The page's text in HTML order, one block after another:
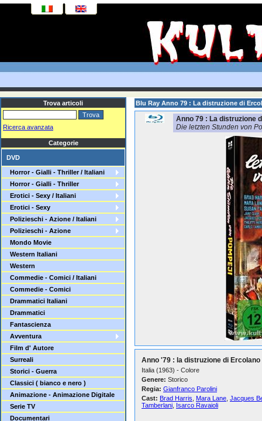
Trova articoli
Ricerca avanzata
Categorie
DVD
Horror - Gialli - Thriller / Italiani
Horror - Gialli - Thriller
Erotici - Sexy / Italiani
Erotici - Sexy
Polizieschi - Azione / Italiani
Polizieschi - Azione
Mondo Movie
Western Italiani
Western
Commedie - Comici / Italiani
Commedie - Comici
Drammatici Italiani
Drammatici
Fantascienza
Avventura
Film d' Autore
Surreali
Storici - Guerra
Classici ( bianco e nero )
Animazione - Animazione Digitale
Serie TV
Documentari
Blu Ray Anno 79 : La distruzione di
Anno 79 : La distruzione
Die letzten Stunden von
Anno '79 : la distruzione di Ercolano
Italia (1963) - Colore
Genere: Storico
Regia: Gianfranco Parolini
Cast: Brad Harris Mara Lane Jacques
Tamberlani Isarco Ravaioli